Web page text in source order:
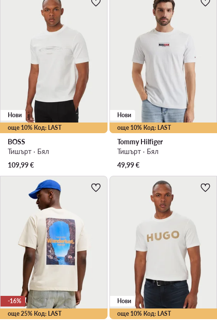
още 10% Код: LAST
Нови
BOSS
Тишърт · Бял
109,99€
още 10% Код: LAST
Нови
Tommy Hilfiger
Тишърт · Бял
49,99€
още 25% Код: LAST
-16%
още 10% Код: LAST
Нови